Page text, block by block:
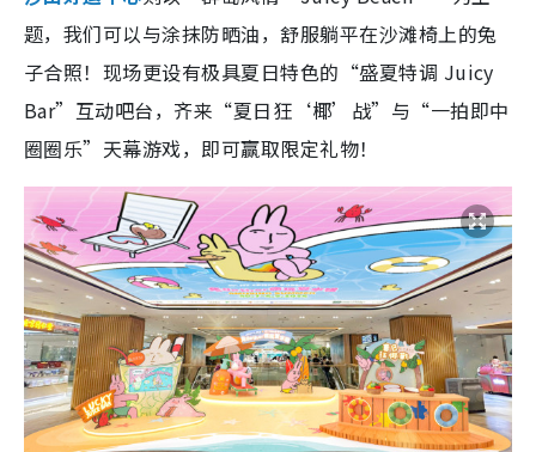
题，我们可以与涂抹防晒油，舒服躺平在沙滩椅上的兔
子合照！现场更设有极具夏日特色的“盛夏特调 Juicy
Bar”互动吧台，齐来“夏日狂‘椰’战”与“一拍即中
圈圈乐”天幕游戏，即可赢取限定礼物！